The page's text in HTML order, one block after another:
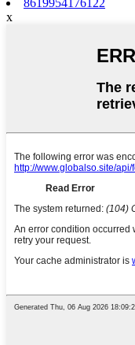
8619954176122
x